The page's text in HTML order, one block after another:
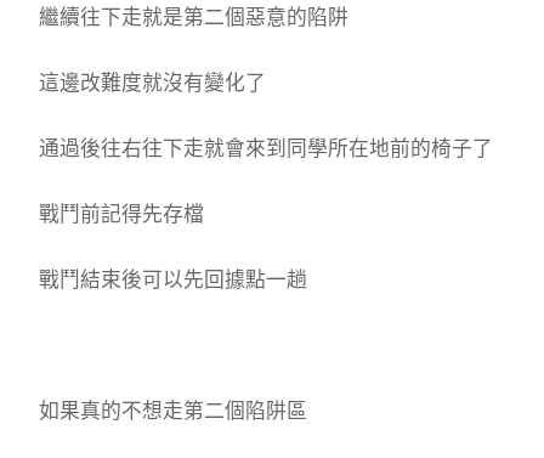
繼續往下走就是第二個惡意的陷阱
這邊改難度就沒有變化了
通過後往右往下走就會來到同學所在地前的椅子了
戰鬥前記得先存檔
戰鬥結束後可以先回據點一趟
如果真的不想走第二個陷阱區